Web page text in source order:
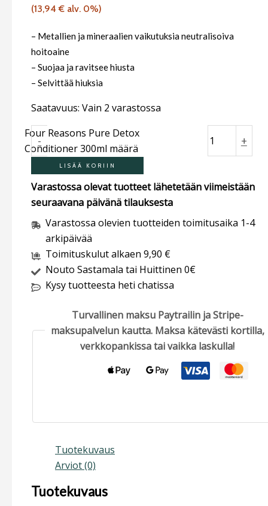
(13,94€ alv. 0%)
– Metallien ja mineraalien vaikutuksia neutralisoiva
hoitoaine
– Suojaa ja ravitsee hiusta
– Selvittää hiuksia
Saatavuus: Vain 2 varastossa
-
Four Reasons Pure Detox
Conditioner 300ml määrä
+
LISÄÄ KORIIN
Varastossa olevat tuotteet lähetetään viimeistään
seuraavana päivänä tilauksesta
Varastossa olevien tuotteiden toimitusaika 1-4
arkipäivää
Toimituskulut alkaen 9,90 €
Nouto Sastamala tai Huittinen 0€
Kysy tuotteesta heti chatissa
Turvallinen maksu Paytrailin ja Stripe-
maksupalvelun kautta. Maksa kätevästi kortilla,
verkkopankissa tai vaikka laskulla!
Tuotekuvaus
Arviot (0)
Tuotekuvaus